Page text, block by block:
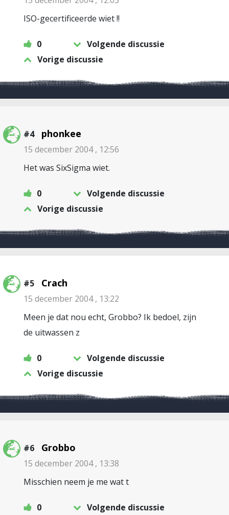
ISO-gecertificeerde wiet !!
0
Volgende discussie
Vorige discussie
#4 phonkee
15 december 2004 , 12:56
Het was SixSigma wiet.
0
Volgende discussie
Vorige discussie
#5 Crach
15 december 2004 , 13:22
Meen je dat nou echt, Grobbo? Ik bedoel, zijn
de uitwassen z
0
Volgende discussie
Vorige discussie
#6 Grobbo
15 december 2004 , 13:38
Misschien neem je me wat t
0 Volgende discussie